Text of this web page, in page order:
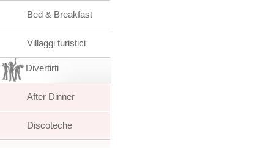
Bed & Breakfast
Villaggi turistici
Divertirti
After Dinner
Discoteche